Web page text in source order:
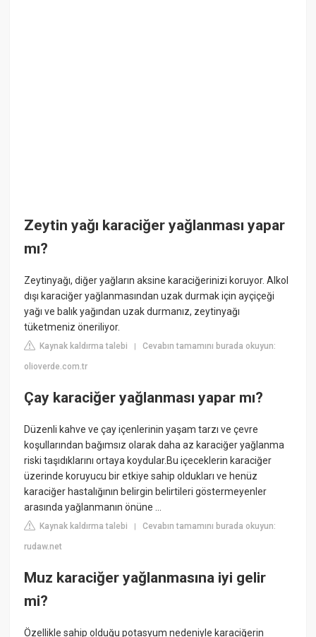
Zeytin yağı karaciğer yağlanması yapar
mı?
Zeytinyağı, diğer yağların aksine karaciğerinizi koruyor. Alkol
dışı karaciğer yağlanmasından uzak durmak için ayçiçeği
yağı ve balık yağından uzak durmanız, zeytinyağı
tüketmeniz öneriliyor.
Kaynak kaldırma talebi |Cevabın tamamını burada okuyun:
olioverde.com.tr
Çay karaciğer yağlanması yapar mı?
Düzenli kahve ve çay içenlerinin yaşam tarzı ve çevre
koşullarından bağımsız olarak daha az karaciğer yağlanma
riski taşıdıklarını ortaya koydular.Bu içeceklerin karaciğer
üzerinde koruyucu bir etkiye sahip oldukları ve henüz
karaciğer hastalığının belirgin belirtileri göstermeyenler
arasında yağlanmanın önüne ...
Kaynak kaldırma talebi |Cevabın tamamını burada okuyun:
rudaw.net
Muz karaciğer yağlanmasına iyi gelir
mi?
Özellikle sahip olduğu potasyum nedeniyle karaciğerin